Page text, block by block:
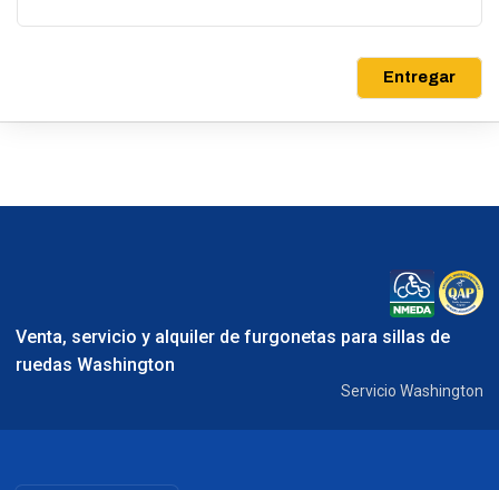
Entregar
Venta, servicio y alquiler de furgonetas para sillas de
ruedas Washington
Servicio Washington